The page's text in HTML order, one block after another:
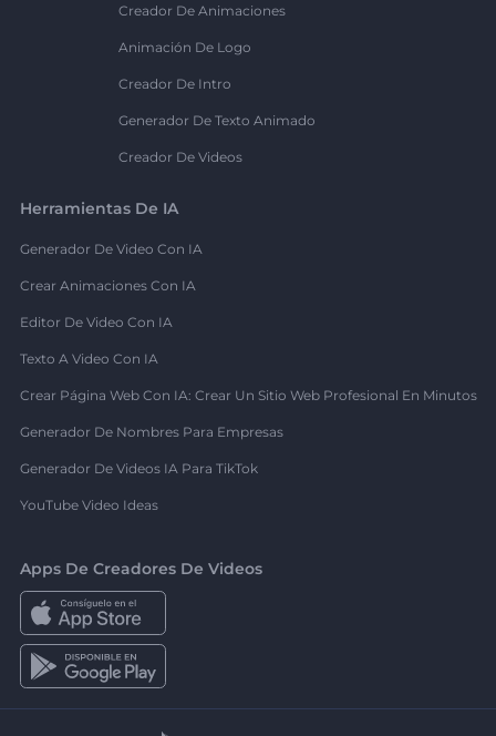
Creador De Animaciones
Animación De Logo
Creador De Intro
Generador De Texto Animado
Creador De Videos
Herramientas De IA
Generador De Video Con IA
Crear Animaciones Con IA
Editor De Video Con IA
Texto A Video Con IA
Crear Página Web Con IA: Crear Un Sitio Web Profesional En Minutos
Generador De Nombres Para Empresas
Generador De Videos IA Para TikTok
YouTube Video Ideas
Apps De Creadores De Videos